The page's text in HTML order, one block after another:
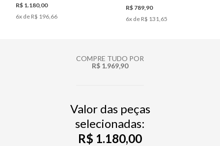
R$ 1.180,00
6x de R$ 196,66
R$ 789,90
6x de R$ 131,65
COMPRE TUDO POR
R$ 1.969,90
Valor das peças
selecionadas:
R$ 1.180,00